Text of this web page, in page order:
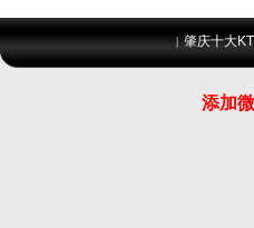
|肇庆十大
添加